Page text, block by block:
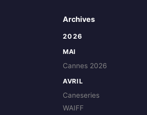
Archives
2026
MAI
Cannes 2026
AVRIL
Caneseries
WAIFF